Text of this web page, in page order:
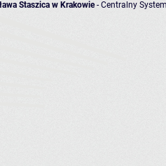
Staszica w Krakowie- Centralny